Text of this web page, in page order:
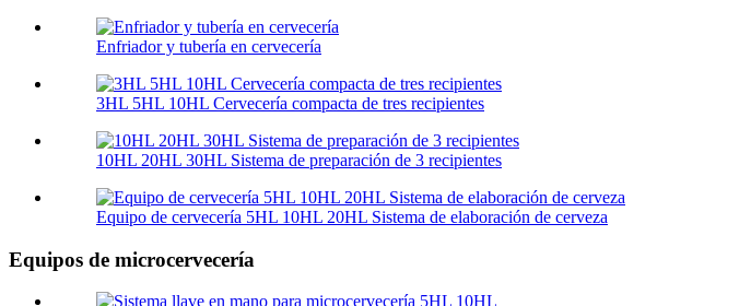
Enfriador y tubería en cervecería
3HL 5HL 10HL Cervecería compacta de tres recipientes
10HL 20HL 30HL Sistema de preparación de 3 recipientes
Equipo de cervecería 5HL 10HL 20HL Sistema de elaboración de cerveza
Equipos de microcervecería